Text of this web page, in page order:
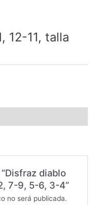
12-11, talla
diablo
7-9, 5-6, 3-4”
no será publicada.